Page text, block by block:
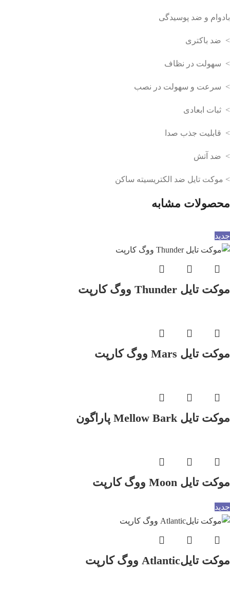
بادوام و ضد پوسیدگی
> ضد باکتری
> سهولت در نظاف
> سرعت و سهولت در نصب
> ثبات ابعادی
> قابلیت جذب صدا
> ضد آتش
> موکت تایل ضد الکتریسیته ساکن
محصولات مشابه
جدید
موکت تایل Thunder ووگ کارپت
موکت تایل Mars ووگ کارپت
موکت تایل Mellow Bark پاراگون
موکت تایل Moon ووگ کارپت
جدید
موکت تایلAtlantic ووگ کارپت